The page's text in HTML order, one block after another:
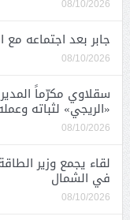
08/10/2026
جابر بعد اجتماعه
08/10/2026
«الريجي» لثباته
08/10/2026
لقاء يجمع وزير
في الشمال
08/10/2026